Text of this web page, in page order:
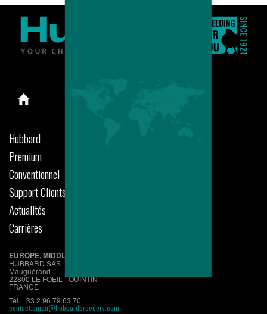
Hubbard
Premium
Conventionnel
Support Clients
Actualités
Carrières
EUROPE, MIDDLE EAST, AFRICA
HUBBARD SAS
Mauguérand
22800 LE FOEIL - QUINTIN
FRANCE
Tel. +33.2.96.79.63.70
contact.emea@hubbardbreeders.com